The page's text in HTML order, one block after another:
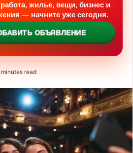
жилье, вещи, бизнес и
— начните уже сегодня.
ОБЪЯВЛЕНИЕ
minutes read